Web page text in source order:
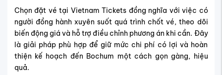
Chọn đặt vé tại Vietnam Tickets đồng nghĩa với việc có
người đồng hành xuyên suốt quá trình chốt vé, theo dõi
biến động giá và hỗ trợ điều chỉnh phương án khi cần. Đây
là giải pháp phù hợp để giữ mức chi phí có lợi và hoàn
thiện kế hoạch đến Bochum một cách gọn gàng, hiệu
quả.